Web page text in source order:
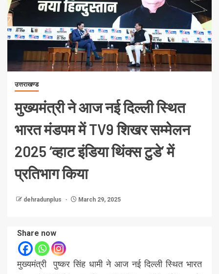
उत्तराखण्ड
मुख्यमंत्री ने आज नई दिल्ली स्थित
भारत मंडपम में TV9 शिखर सम्मेलन
2025 ‘व्हाट इंडिया थिंक्स टुडे’ में
प्रतिभाग किया
dehradunplus March 29, 2025
Share now
मुख्यमंत्री पुष्कर सिंह धामी ने आज नई दिल्ली स्थित भारत